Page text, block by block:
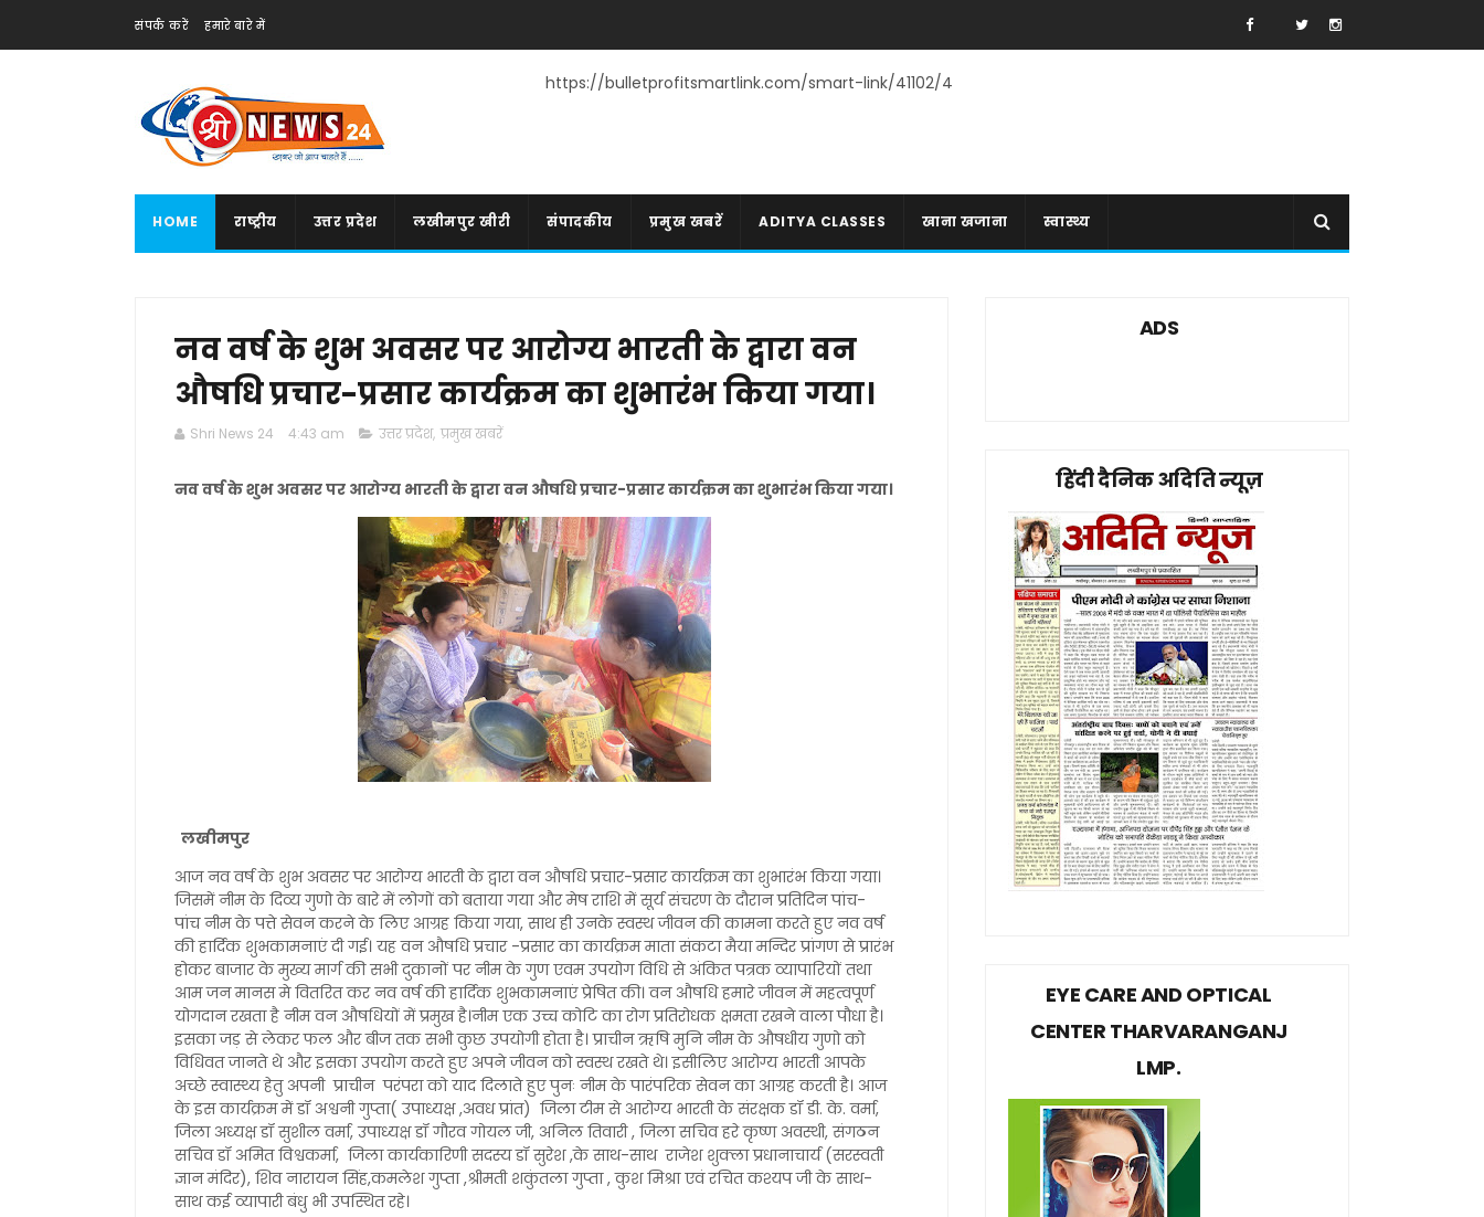
संपर्क करें हमारे बारे में
https://bulletprofitsmartlink.com/smart-link/41102/4
HOME राष्ट्रीय उत्तर प्रदेश लखीमपुर खीरी संपादकीय प्रमुख खबरें ADITYA CLASSES खाना खजाना स्वास्थ्य
नव वर्ष के शुभ अवसर पर आरोग्य भारती के द्वारा वन
औषधि प्रचार-प्रसार कार्यक्रम का शुभारंभ किया गया।
Shri News 24 4:43 am उत्तर प्रदेश, प्रमुख खबरें
नव वर्ष के शुभ अवसर पर आरोग्य भारती के द्वारा वन औषधि प्रचार-प्रसार कार्यक्रम का शुभारंभ किया गया।
लखीमपुर
आज नव वर्ष के शुभ अवसर पर आरोग्य भारती के द्वारा वन औषधि प्रचार-प्रसार कार्यक्रम का शुभारंभ किया गया।
जिसमें नीम के दिव्य गुणो के बारे में लोगों को बताया गया और मेष राशि में सूर्य संचरण के दौरान प्रतिदिन पांच-
पांच नीम के पत्ते सेवन करने के लिए आग्रह किया गया, साथ ही उनके स्वस्थ जीवन की कामना करते हुए नव वर्ष
की हार्दिक शुभकामनाएं दी गई। यह वन औषधि प्रचार -प्रसार का कार्यक्रम माता संकटा मैया मन्दिर प्रांगण से प्रारंभ
होकर बाजार के मुख्य मार्ग की सभी दुकानों पर नीम के गुण एवम उपयोग विधि से अंकित पत्रक व्यापारियों तथा
आम जन मानस मे वितरित कर नव वर्ष की हार्दिक शुभकामनाएं प्रेषित की। वन औषधि हमारे जीवन में महत्वपूर्ण
योगदान रखता है नीम वन औषधियों में प्रमुख है।नीम एक उच्च कोटि का रोग प्रतिरोधक क्षमता रखने वाला पौधा है।
इसका जड़ से लेकर फल और बीज तक सभी कुछ उपयोगी होता है। प्राचीन ऋषि मुनि नीम के औषधीय गुणो को
विधिवत जानते थे और इसका उपयोग करते हुए अपने जीवन को स्वस्थ रखते थे। इसीलिए आरोग्य भारती आपके
अच्छे स्वास्थ्य हेतु अपनी प्राचीन परंपरा को याद दिलाते हुए पुनः नीम के पारंपरिक सेवन का आग्रह करती है। आज
के इस कार्यक्रम में डॉ अश्वनी गुप्ता( उपाध्यक्ष ,अवध प्रांत) जिला टीम से आरोग्य भारती के संरक्षक डॉ डी. के. वर्मा,
जिला अध्यक्ष डॉ सुशील वर्मा, उपाध्यक्ष डॉ गौरव गोयल जी, अनिल तिवारी , जिला सचिव हरे कृष्ण अवस्थी, संगठन
सचिव डॉ अमित विश्वकर्मा, जिला कार्यकारिणी सदस्य डॉ सुरेश ,के साथ-साथ राजेश शुक्ला प्रधानाचार्य (सरस्वती
ज्ञान मंदिर), शिव नारायन सिंह,कमलेश गुप्ता ,श्रीमती शकुंतला गुप्ता , कुश मिश्रा एवं रचित कश्यप जी के साथ-
साथ कई व्यापारी बंधु भी उपस्थित रहे।
ADS
हिंदी दैनिक अदिति न्यूज़
EYE CARE AND OPTICAL
CENTER THARVARANGANJ
LMP.